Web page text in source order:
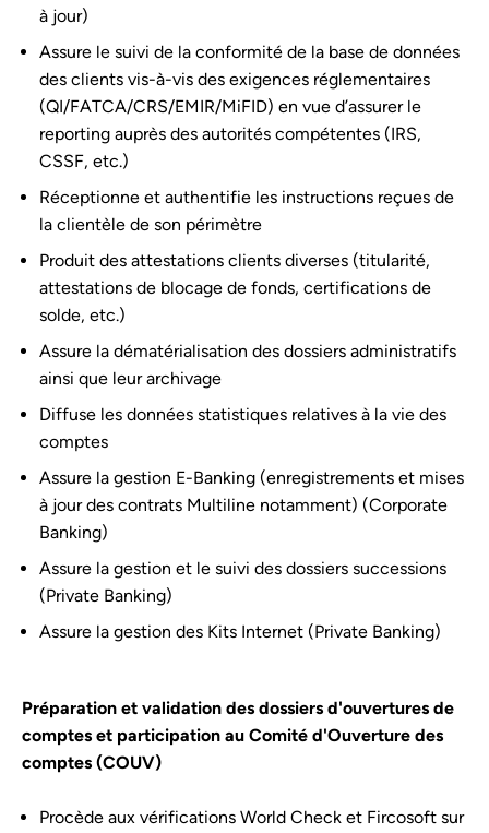
à jour)
Assure le suivi de la conformité de la base de données
des clients vis-à-vis des exigences réglementaires
(QI/FATCA/CRS/EMIR/MiFID) en vue d’assurer le
reporting auprès des autorités compétentes (IRS,
CSSF, etc.)
Réceptionne et authentifie les instructions reçues de
la clientèle de son périmètre
Produit des attestations clients diverses (titularité,
attestations de blocage de fonds, certifications de
solde, etc.)
Assure la dématérialisation des dossiers administratifs
ainsi que leur archivage
Diffuse les données statistiques relatives à la vie des
comptes
Assure la gestion E-Banking (enregistrements et mises
à jour des contrats Multiline notamment) (Corporate
Banking)
Assure la gestion et le suivi des dossiers successions
(Private Banking)
Assure la gestion des Kits Internet (Private Banking)
Préparation et validation des dossiers d'ouvertures de
comptes et participation au Comité d'Ouverture des
comptes (COUV)
Procède aux vérifications World Check et Fircosoft sur